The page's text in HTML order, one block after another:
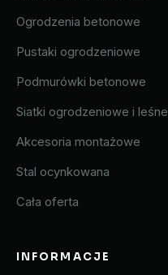
Ogrodzenia betonowe
Pustaki ogrodzeniowe
Podmurówki betonowe
Siatki ogrodzeniowe i leśne
Akcesoria montażowe
Stal ocynkowana
Cała oferta
INFORMACJE